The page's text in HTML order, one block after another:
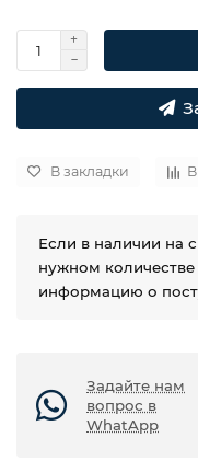
В закладки
Если в наличии на
нужном
информацию о
Задайте нам
вопрос в
WhatApp